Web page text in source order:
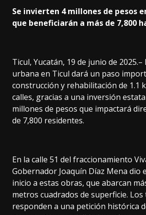
Se invierten 4 millones de pesos
que beneficiarán a más de 7,800
Ticul, Yucatán, 19 de junio de 2025.–
urbana en Ticul dará un paso
construcción y rehabilitación de 1.1
calles, gracias a una inversión
millones de pesos que impactará
de 7,800 residentes.
En la calle 51 del fraccionamiento
Gobernador Joaquín Díaz Mena dio
inicio a estas obras, que abarcan
metros cuadrados de superficie.
responden a una petición histórica